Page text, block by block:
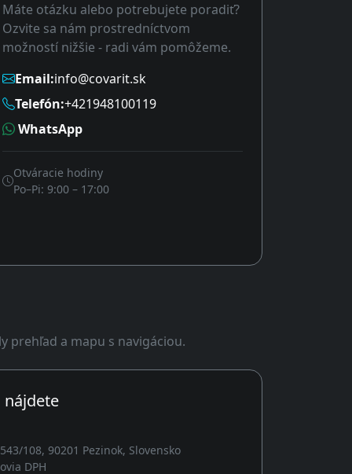
Máte otázku alebo potrebujete poradiť?
Ozvite sa nám prostredníctvom
možností nižšie - radi vám pomôžeme.
Email:info@covarit.sk
Telefón:+421948100119
WhatsApp
Otváracie hodiny
Po–Pi: 9:00 – 17:00
prehľad a mapu s navigáciou.
nájdete
108, 90201 Pezinok, Slovensko
DPH